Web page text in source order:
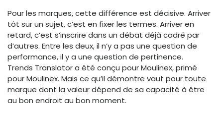
Pour les marques, cette différence est décisive. Arriver
tôt sur un sujet, c’est en fixer les termes. Arriver en
retard, c’est s’inscrire dans un débat déjà cadré par
d’autres. Entre les deux, il n’y a pas une question de
performance, il y a une question de pertinence.
Trends Translator a été conçu pour Moulinex, primé
pour Moulinex. Mais ce qu’il démontre vaut pour toute
marque dont la valeur dépend de sa capacité à être
au bon endroit au bon moment.